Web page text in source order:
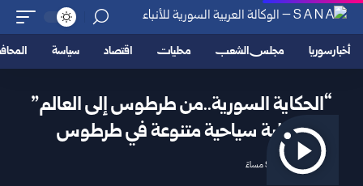
أخبار سوريا مجلس الشعب محليات اقتصاد سياسة
“الحكاية السورية..من طرطوس إلى العالم”
فعالية سياحية متنوعة في طرطوس
2025/10/01 9:26 مساءً